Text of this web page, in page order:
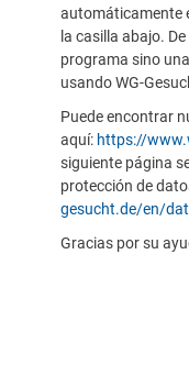
automáticamente
la casilla abajo.
programa sino
usando WG-
Puede encontrar
aquí: https://
siguiente página
protección de
gesucht.de/en/
Gracias por su